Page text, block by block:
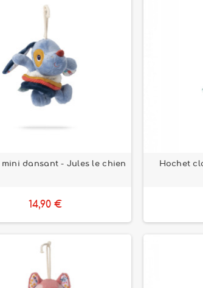
dansant - Jules le chien
14,90 €
Hochet